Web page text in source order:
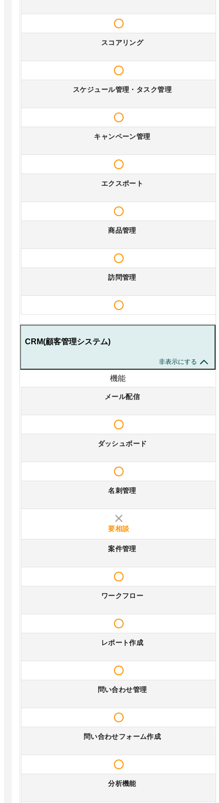
スコアリング
スケジュール管理・タスク管理
キャンペーン管理
エクスポート
商品管理
訪問管理
CRM(顧客管理システム)
非表示にする
機能
メール配信
ダッシュボード
名刺管理
要相談
案件管理
ワークフロー
レポート作成
問い合わせ管理
問い合わせフォーム作成
分析機能